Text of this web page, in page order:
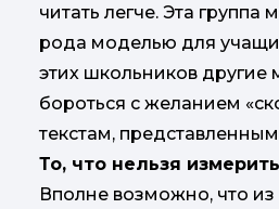
читать легче. Эта группа
рода моделью для
этих школьников другие
бороться с желанием
текстам,
То, что нельзя измерить
Вполне возможно, что